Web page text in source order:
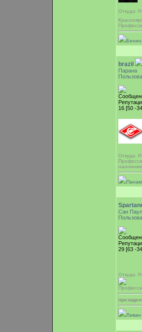
Откуда:
Бенин
brazil
Парана
16 [50 -
Откуда:
Сан
29 [63 -
Откуда:
Ливан